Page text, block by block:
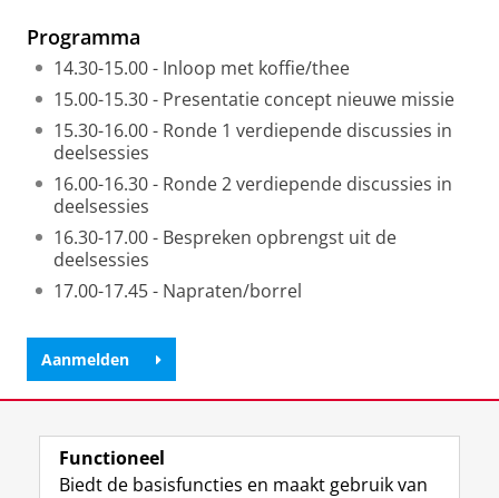
Programma
14.30-15.00 - Inloop met koffie/thee
15.00-15.30 - Presentatie concept nieuwe missie
15.30-16.00 - Ronde 1 verdiepende discussies in
deelsessies
16.00-16.30 - Ronde 2 verdiepende discussies in
deelsessies
16.30-17.00 - Bespreken opbrengst uit de
deelsessies
17.00-17.45 - Napraten/borrel
Aanmelden
Deel dit Facebook LinkedIn
Functioneel
Biedt de basisfuncties en maakt gebruik van